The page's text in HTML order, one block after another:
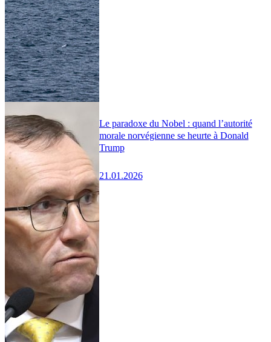
Le paradoxe du Nobel : quand l’autorité
morale norvégienne se heurte à Donald
Trump
21.01.2026